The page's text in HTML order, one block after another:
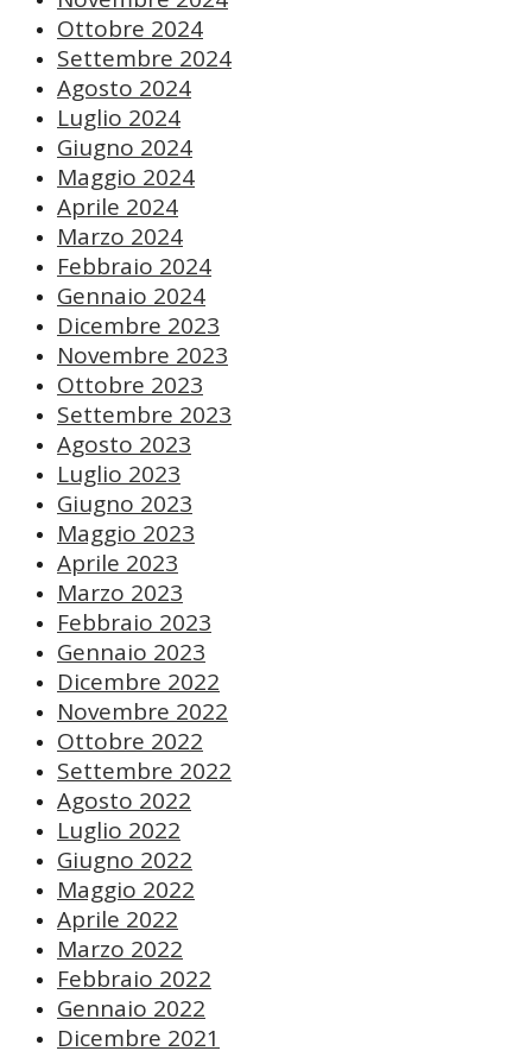
Ottobre 2024
Settembre 2024
Agosto 2024
Luglio 2024
Giugno 2024
Maggio 2024
Aprile 2024
Marzo 2024
Febbraio 2024
Gennaio 2024
Dicembre 2023
Novembre 2023
Ottobre 2023
Settembre 2023
Agosto 2023
Luglio 2023
Giugno 2023
Maggio 2023
Aprile 2023
Marzo 2023
Febbraio 2023
Gennaio 2023
Dicembre 2022
Novembre 2022
Ottobre 2022
Settembre 2022
Agosto 2022
Luglio 2022
Giugno 2022
Maggio 2022
Aprile 2022
Marzo 2022
Febbraio 2022
Gennaio 2022
Dicembre 2021